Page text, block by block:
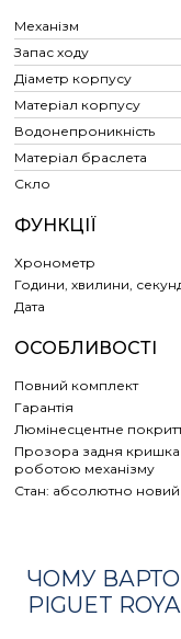
Механізм
Запас ходу
Діаметр корпусу
Матеріал корпусу
Водонепроникність
Матеріал браслета
Скло
ФУНКЦІЇ
Хронометр
Години, хвилини,
Дата
ОСОБЛИВОСТІ
Повний комплект
Гарантія
Люмінесцентне
Прозора задня кришка
роботою механізму
Стан: абсолютно
ЧОМУ ВАРТО
PIGUET